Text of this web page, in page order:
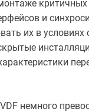
и
их в условиях
немного